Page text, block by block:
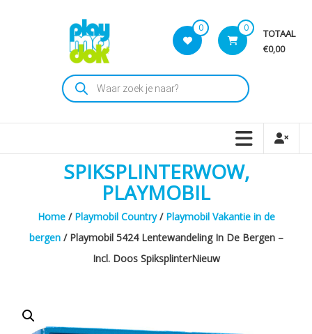
Playmodok
Tweedehands
dromen
voor
iedereen
0 0 TOTAAL
€0,00
Producten
zoeken
SPIKSPLINTERWOW,
PLAYMOBIL
Home/ Playmobil Country/ Playmobil Vakantie in de
bergen/ Playmobil 5424 Lentewandeling In De Bergen –
Incl. Doos SpiksplinterNieuw